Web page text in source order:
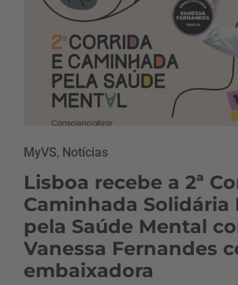
MyVS, Notícias
Lisboa recebe a 2ª
Caminhada Solidária
pela Saúde Mental
Vanessa Fernandes
embaixadora